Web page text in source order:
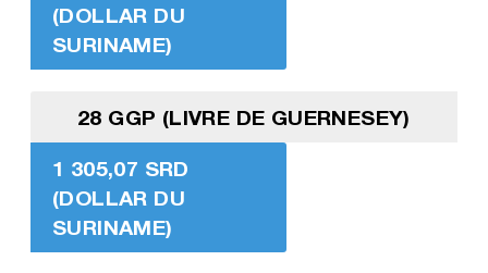
(DOLLAR DU
SURINAME)
28 GGP (LIVRE DE GUERNESEY)
1 305,07 SRD
(DOLLAR DU
SURINAME)